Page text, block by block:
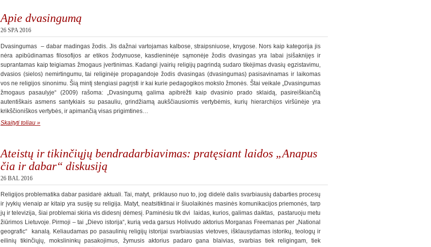
Apie dvasingumą
26 SPA 2016
Dvasingumas – dabar madingas žodis. Jis dažnai vartojamas kalbose, straipsniuose, knygose. Nors kaip kategorija jis
nėra apibūdinamas filosofijos ar etikos žodynuose, kasdieninėje sąmonėje žodis dvasingas yra labai įsišaknijęs ir
suprantamas kaip teigiamas žmogaus įvertinimas. Kadangi įvairių religijų pagrindą sudaro tikėjimas dvasių egzistavimu,
dvasios (sielos) nemirtingumu, tai religinėje propagandoje žodis dvasingas (dvasingumas) pasisavinamas ir laikomas
vos ne religijos sinonimu. Šią mintį stengiasi pagrįsti ir kai kurie pedagogikos mokslo žmonės. Štai veikale „Dvasingumas
žmogaus pasaulyje“ (2009) rašoma: „Dvasingumą galima apibrėžti kaip dvasinio prado sklaidą, pasireiškiančią
autentiškais asmens santykiais su pasauliu, grindžiamą aukščiausiomis vertybėmis, kurių hierarchijos viršūnėje yra
krikščioniškos vertybės, ir apimančią visas prigimtines…
Skaityti toliau »
Ateistų ir tikinčiųjų bendradarbiavimas: pratęsiant laidos „Anapus
čia ir dabar“ diskusiją
26 BAL 2016
Religijos problematika dabar pasidarė aktuali. Tai, matyt, priklauso nuo to, jog didelė dalis svarbiausių dabarties procesų
ir įvykių vienaip ar kitaip yra susiję su religija. Matyt, neatsitiktinai ir šiuolaikinės masinės komunikacijos priemonės, tarp
jų ir televizija, šiai problemai skiria vis didesnį dėmesį. Paminėsiu tik dvi laidas, kurios, galimas daiktas, pastaruoju metu
žiūrimos Lietuvoje. Pirmoji – tai „Dievo istorija“, kurią veda garsus Holivudo aktorius Morganas Freemanas per „National
geografic“ kanalą. Keliaudamas po pasaulinių religijų istorijai svarbiausias vietoves, išklausydamas istorikų, teologų ir
eilinių tikinčiųjų, mokslininkų pasakojimus, žymusis aktorius padaro gana blaivias, svarbias tiek religingam, tiek